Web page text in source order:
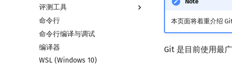
Vim
Emacs
VS Code
Atom
Eclipse
评测工具
评测工具简介
Arbiter
Cena
CCR Plus
命令行
命令行编译与调试
编译器
WSL (Windows 10)
本页面将着重介绍
Git 是目前使用最